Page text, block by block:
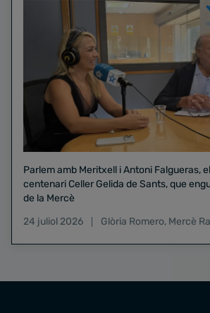
Parlem amb Meritxell i Antoni Falgueras,
centenari Celler Gelida de Sants, que enguany faran el pregó
de la Mercè
24 juliol 2026
Glòria Romero, Mercè